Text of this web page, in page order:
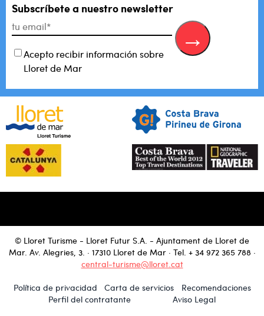
Subscríbete a nuestro newsletter
Acepto recibir información sobre
Lloret de Mar
© Lloret Turisme - Lloret Futur S.A. - Ajuntament de Lloret de
Mar. Av. Alegries, 3. · 17310 Lloret de Mar · Tel. + 34 972 365 788 ·
central-turisme@lloret.cat
Política de privacidad Carta de servicios
Recomendaciones
Perfil del contratante
Aviso Legal